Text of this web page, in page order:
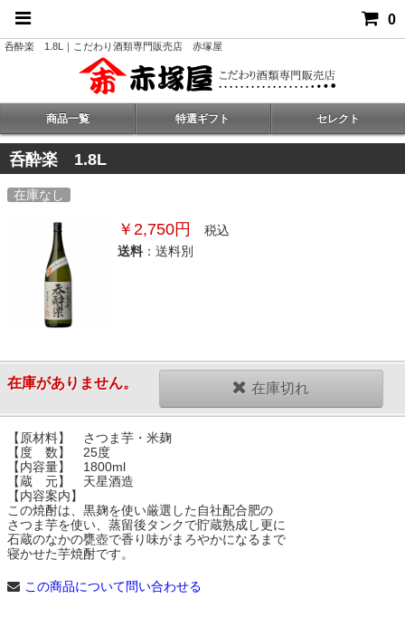
0
呑酔楽 1.8L｜こだわり酒類専門販売店 赤塚屋
商品一覧 特選ギフト セレクト
呑酔楽 1.8L
在庫なし
￥2,750円
税込
送料 ：送料別
在庫がありません。 在庫切れ
【原材料】 さつま芋・米麹
【度 数】 25度
【内容量】 1800ml
【蔵 元】 天星酒造
【内容案内】
この焼酎は、黒麹を使い厳選した自社配合肥の
さつま芋を使い、蒸留後タンクで貯蔵熟成し更に
石蔵のなかの甕壺で香り味がまろやかになるまで
寝かせた芋焼酎です。
この商品について問い合わせる